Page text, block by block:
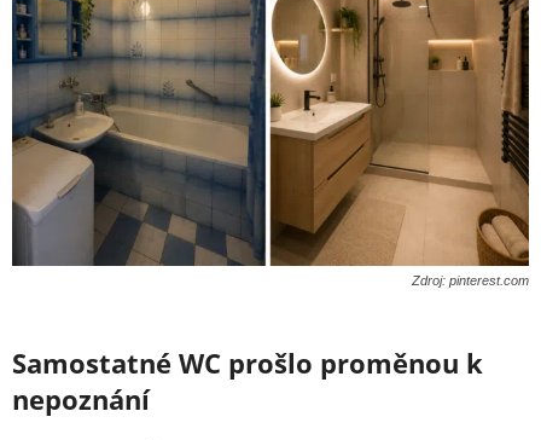
Zdroj: pinterest.com
Samostatné WC prošlo proměnou k
nepoznání